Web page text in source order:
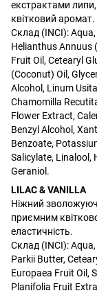
екстрактами
квітковий аромат.
Склад (INCI):
Helianthus Annuus
Fruit Oil, Cetearyl
(Coconut) Oil,
Alcohol, Linum
Chamomilla
Flower Extract,
Benzyl Alcohol,
Benzoate,
Salicylate, Linalool,
Geraniol.
LILAC & VANILLA
Ніжний
приємним
еластичність.
Склад (INCI):
Parkii Butter,
Europaea Fruit Oil,
Planifolia Fruit